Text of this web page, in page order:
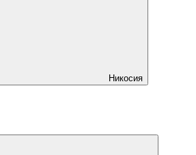
Никосия